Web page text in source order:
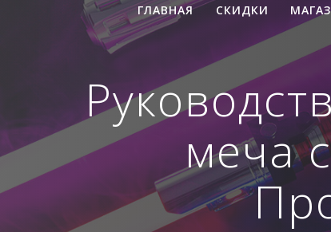
ГЛАВНАЯ СКИДКИ
меча